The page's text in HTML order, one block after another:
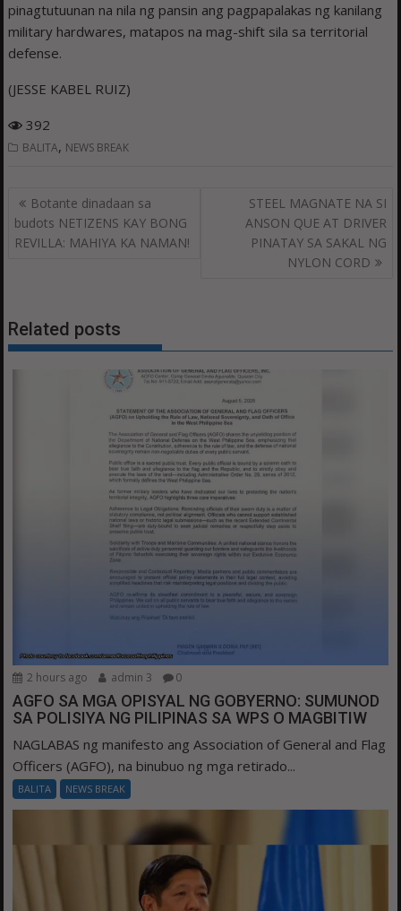
pinagtutuunan na nila ng pansin ang pagpapalakas ng kanilang
military hardwares, matapos na mag-shift sila sa territorial
defense.
(JESSE KABEL RUIZ)
392
BALITA, NEWS BREAK
Post
navigation
Botante dinadaan sa
budots NETIZENS KAY BONG
REVILLA: MAHIYA KA NAMAN!
STEEL MAGNATE NA SI
ANSON QUE AT DRIVER
PINATAY SA SAKAL NG
NYLON CORD
Related posts
2 hours ago admin 3 0
AGFO SA MGA OPISYAL NG GOBYERNO: SUMUNOD
SA POLISIYA NG PILIPINAS SA WPS O MAGBITIW
NAGLABAS ng manifesto ang Association of General and Flag
Officers (AGFO), na binubuo ng mga retirado...
BALITA NEWS BREAK